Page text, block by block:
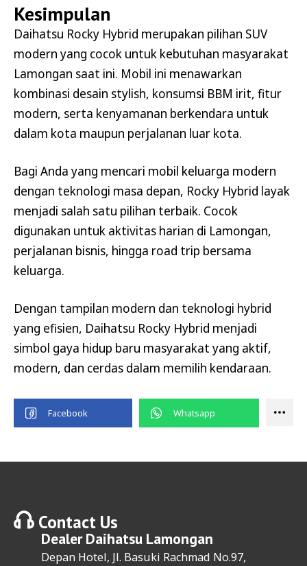
Kesimpulan
Daihatsu Rocky Hybrid merupakan pilihan SUV
modern yang cocok untuk kebutuhan masyarakat
Lamongan saat ini. Mobil ini menawarkan
kombinasi desain stylish, konsumsi BBM irit, fitur
modern, serta kenyamanan berkendara untuk
dalam kota maupun perjalanan luar kota.
Bagi Anda yang mencari mobil keluarga modern
dengan teknologi masa depan, Rocky Hybrid layak
menjadi salah satu pilihan terbaik. Cocok
digunakan untuk aktivitas harian di Lamongan,
perjalanan bisnis, hingga road trip bersama
keluarga.
Dengan tampilan modern dan teknologi hybrid
yang efisien, Daihatsu Rocky Hybrid menjadi
simbol gaya hidup baru masyarakat yang aktif,
modern, dan cerdas dalam memilih kendaraan.
Contact Us
DealerDaihatsu Lamongan
Depan Hotel, Jl. Basuki Rachmad No.97,